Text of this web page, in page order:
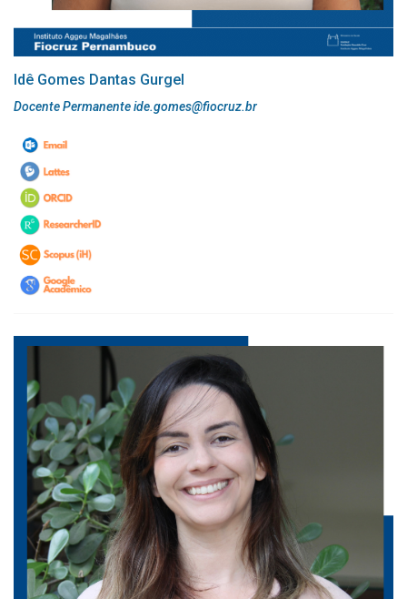
Idê Gomes Dantas Gurgel
Docente Permanente ide.gomes@fiocruz.br